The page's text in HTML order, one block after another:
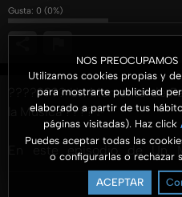
NOS
Utilizamos cookies propias y
para mostrarte publicidad
elaborado a partir de tus
páginas visitadas). Haz click
Puedes aceptar todas las
o configurarlas o rechazar
ACEPTAR
Gusta: 0 (0%)
???????? Un Momento de
la Música ????✨
En este episodio de Un
comparte su inspirador
guiado su vida y ministerioVer